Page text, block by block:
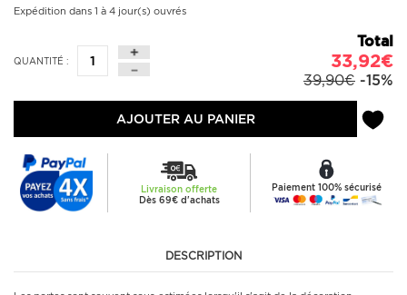
Expédition dans 1 à 4 jour(s) ouvrés
QUANTITÉ :
Total
33,92€
39,90€ -15%
AJOUTER AU PANIER
Livraison offerte
Dès 69€ d'achats
Paiement 100% sécurisé
DESCRIPTION